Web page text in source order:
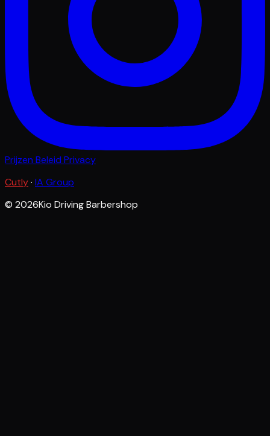
Prijzen Beleid Privacy
Cutly· IA Group
© 2026Kio Driving Barbershop